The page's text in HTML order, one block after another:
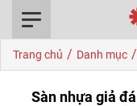
Trang chủ / Danh mục /
Sàn nhựa giả đá